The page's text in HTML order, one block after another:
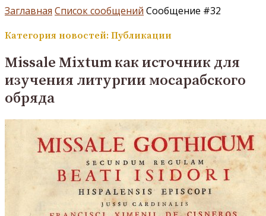
Заглавная Список сообщений Сообщение #32
Категория новостей: Публикации
Missale Mixtum как источник для
изучения литургии мосарабского
обряда